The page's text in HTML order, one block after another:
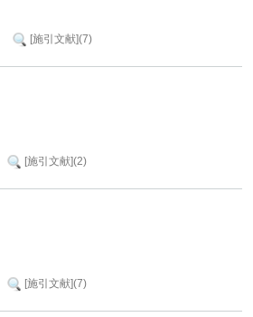
[施引文献](7)
[施引文献](2)
[施引文献](7)